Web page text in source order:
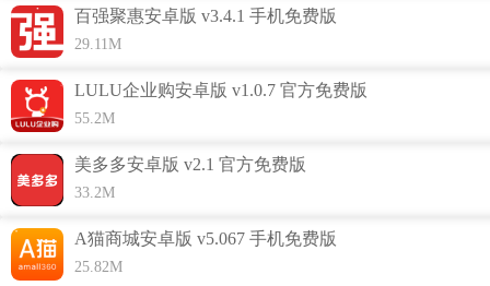
5.超时髦的风向标
6.阅览到所有的电商服务内容，即刻阅览到电商信息；
心；
逛，精神多爽利；
百强聚惠安卓版 v3.4.1 手机免费版
29.11M
LULU企业购安卓版 v1.0.7 官方免费版
55.2M
美多多安卓版 v2.1 官方免费版
33.2M
A猫商城安卓版 v5.067 手机免费版
25.82M